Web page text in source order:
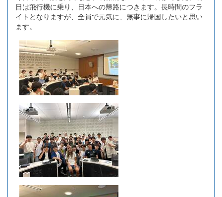
日は飛行機に乗り、日本への帰路につきます。長時間のフラ
イトとなりますが、全員で元気に、無事に帰国したいと思い
ます。